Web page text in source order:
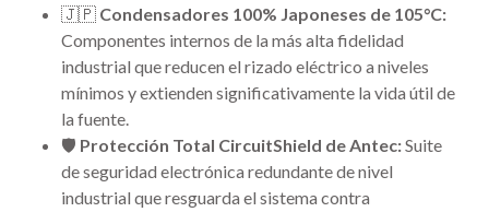
🇯🇵 Condensadores 100% Japoneses de 105°C:
Componentes internos de la más alta fidelidad
industrial que reducen el rizado eléctrico a niveles
mínimos y extienden significativamente la vida útil de
la fuente.
🛡️ Protección Total CircuitShield de Antec:Suite
de seguridad electrónica redundante de nivel
industrial que resguarda el sistema contra